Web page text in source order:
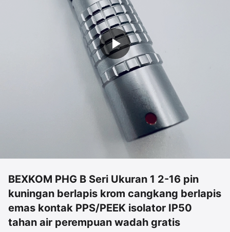
BEXKOM PHG B Seri Ukuran 1 2-16 pin
kuningan berlapis krom cangkang berlapis
emas kontak PPS/PEEK isolator IP50
tahan air perempuan wadah gratis